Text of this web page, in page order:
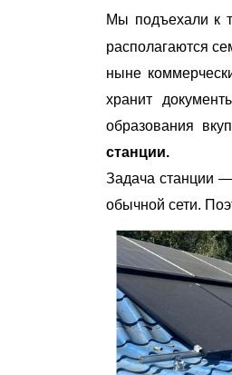
Мы подъехали к
располагаются
ныне
хранит
образования
станции.
Задача станции —
обычной сети.